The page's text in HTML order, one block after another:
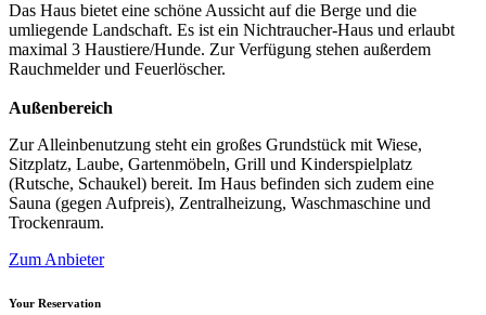
Das Haus bietet eine schöne Aussicht auf die Berge und die
umliegende Landschaft. Es ist ein Nichtraucher-Haus und erlaubt
maximal 3 Haustiere/Hunde. Zur Verfügung stehen außerdem
Rauchmelder und Feuerlöscher.
Außenbereich
Zur Alleinbenutzung steht ein großes Grundstück mit Wiese,
Sitzplatz, Laube, Gartenmöbeln, Grill und Kinderspielplatz
(Rutsche, Schaukel) bereit. Im Haus befinden sich zudem eine
Sauna (gegen Aufpreis), Zentralheizung, Waschmaschine und
Trockenraum.
Zum Anbieter
Your Reservation